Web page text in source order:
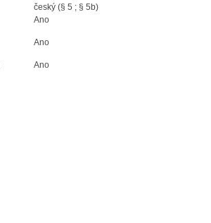
český (§ 5 ; § 5b)
Ano
Ano
Ano